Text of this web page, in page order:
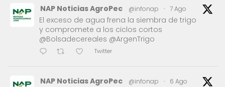
NAP Noticias AgroPec @infonap · 7 Ago
El exceso de agua frena la siembra de trigo
y compromete a los ciclos cortos
@Bolsadecereales @ArgenTrigo
Twitter
NAP Noticias AgroPec @infonap · 6 Ago